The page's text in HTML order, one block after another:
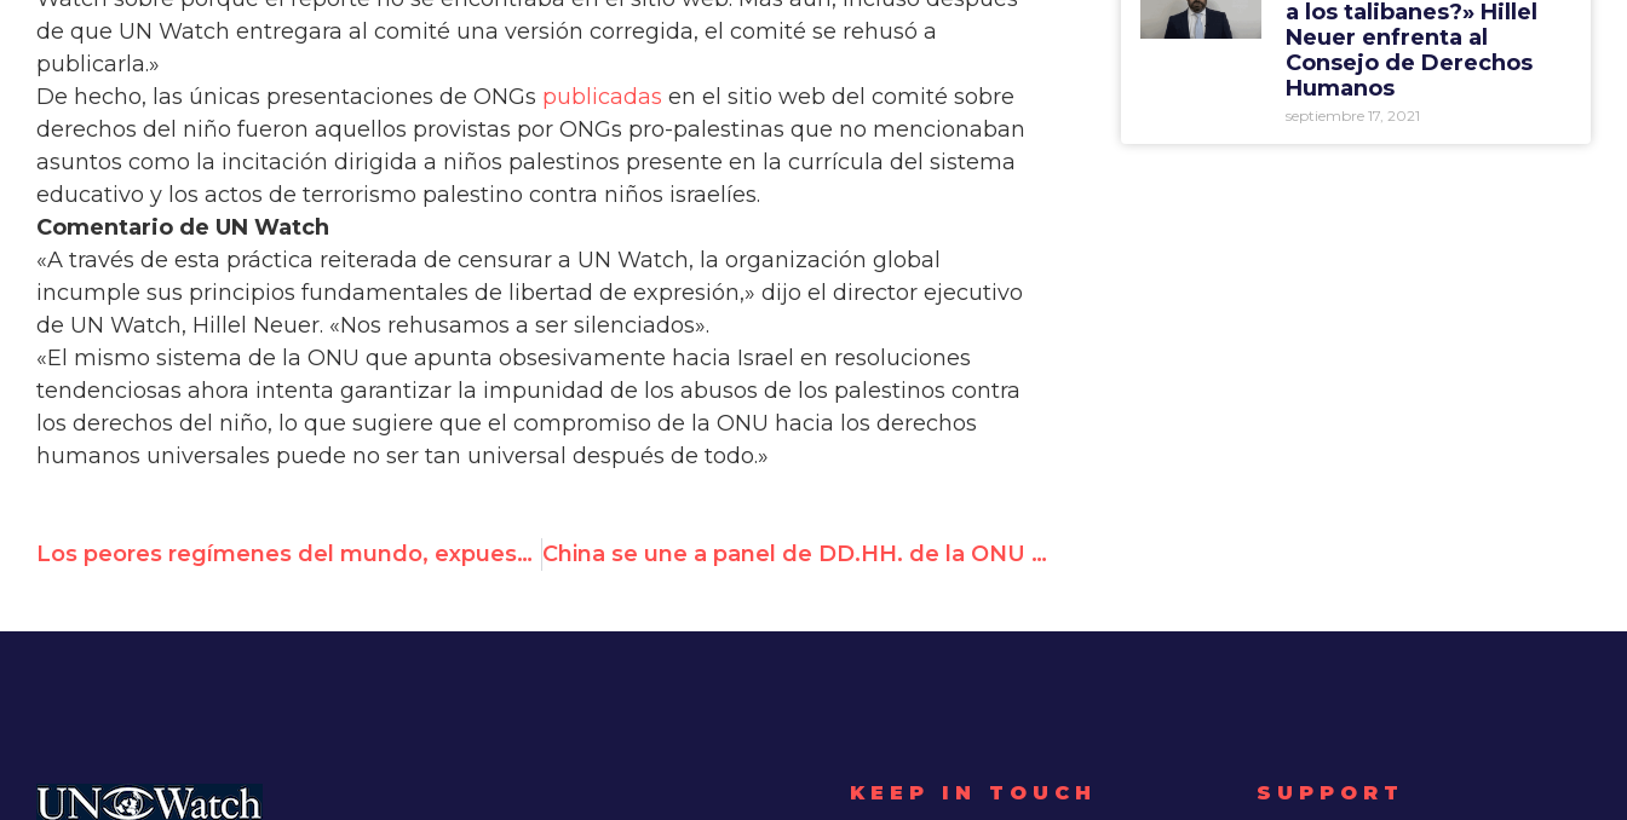
de que UN Watch entregara al comité una versión corregida, el comité se rehusó a
publicarla.»
De hecho, las únicas presentaciones de ONGs publicadas en el sitio web del comité sobre
derechos del niño fueron aquellos provistas por ONGs pro-palestinas que no mencionaban
asuntos como la incitación dirigida a niños palestinos presente en la currícula del sistema
educativo y los actos de terrorismo palestino contra niños israelíes.
Comentario de UN Watch
«A través de esta práctica reiterada de censurar a UN Watch, la organización global
incumple sus principios fundamentales de libertad de expresión,» dijo el director ejecutivo
de UN Watch, Hillel Neuer. «Nos rehusamos a ser silenciados».
«El mismo sistema de la ONU que apunta obsesivamente hacia Israel en resoluciones
tendenciosas ahora intenta garantizar la impunidad de los abusos de los palestinos contra
los derechos del niño, lo que sugiere que el compromiso de la ONU hacia los derechos
humanos universales puede no ser tan universal después de todo.»
Los peores regímenes del mundo, expuestos en la 12ª cumbre anual de Derechos Humanos de UN Watch China se une a panel de DD.HH. de la ONU y ayudará a elegir a los expertos en libre expresión, salud y detenciones arbitrarias
a los talibanes?» Hillel
Neuer enfrenta al
Consejo de Derechos
Humanos
septiembre 17, 2021
KEEP IN TOUCH SUPPORT